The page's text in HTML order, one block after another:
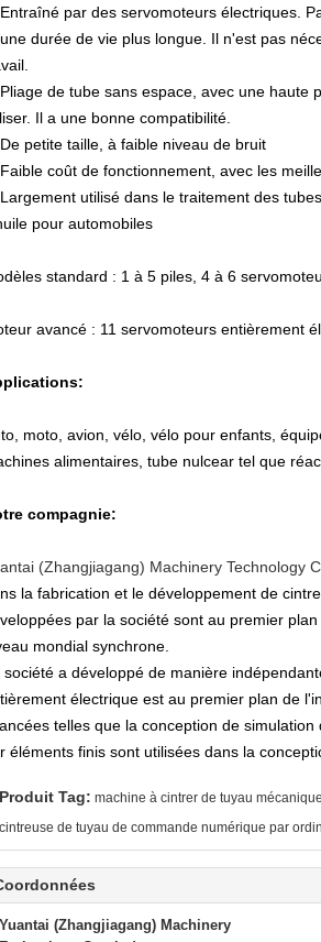
par des servomoteurs électriques.
durée de vie plus longue. Il n'est pas
de tube sans espace, avec une haute
Il a une bonne compatibilité.
petite taille, à faible niveau de bruit
coût de fonctionnement, avec les
utilisé dans le traitement des
pour automobiles
standard : 1 à 5 piles, 4 à 6
avancé : 11 servomoteurs entièrement
moto, avion, vélo, vélo pour enfants,
alimentaires, tube nulcear tel que
compagnie:
(Zhangjiagang) Machinery Technology
la fabrication et le développement de
par la société sont au premier
mondial synchrone.
société a développé de manière
électrique est au premier plan de
telles que la conception de
éléments finis sont utilisées dans la
Produit Tag: machine à cintrer de tuyau mécanique
cintreuse de tuyau de commande numérique par
Yuantai (Zhangjiagang) Machinery